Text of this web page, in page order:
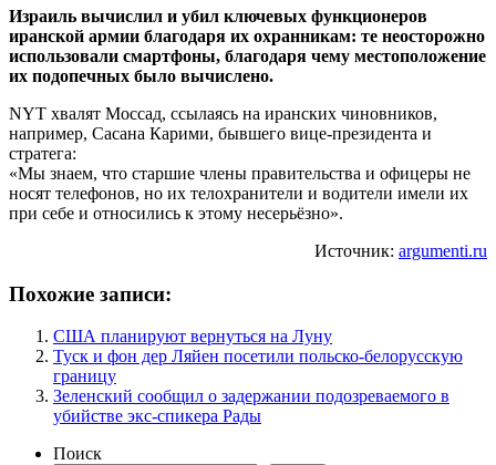
Израиль вычислил и убил ключевых функционеров
иранской армии благодаря их охранникам: те неосторожно
использовали смартфоны, благодаря чему местоположение
их подопечных было вычислено.
NYT хвалят Моссад, ссылаясь на иранских чиновников,
например, Сасана Карими, бывшего вице-президента и
стратега:
«Мы знаем, что старшие члены правительства и офицеры не
носят телефонов, но их телохранители и водители имели их
при себе и относились к этому несерьёзно».
Источник: argumenti.ru
Похожие записи:
США планируют вернуться на Луну
Туск и фон дер Ляйен посетили польско-белорусскую
границу
Зеленский сообщил о задержании подозреваемого в
убийстве экс-спикера Рады
Поиск